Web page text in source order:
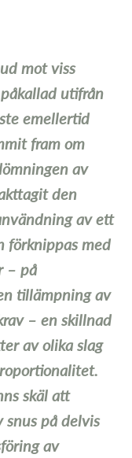
mot viss
utifrån
emellertid
fram om
av
den
av ett
förknippas med
– på
tillämpning av
– en skillnad
av olika slag
skäl att
snus på delvis
av